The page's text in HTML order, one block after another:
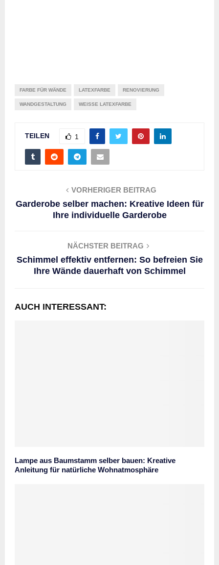
FARBE FÜR WÄNDE LATEXFARBE RENOVIERUNG
WANDGESTALTUNG WEISSE LATEXFARBE
TEILEN 1
VORHERIGER BEITRAG
Garderobe selber machen: Kreative Ideen für
Ihre individuelle Garderobe
NÄCHSTER BEITRAG
Schimmel effektiv entfernen: So befreien Sie
Ihre Wände dauerhaft von Schimmel
AUCH INTERESSANT:
Lampe aus Baumstamm selber bauen: Kreative
Anleitung für natürliche Wohnatmosphäre